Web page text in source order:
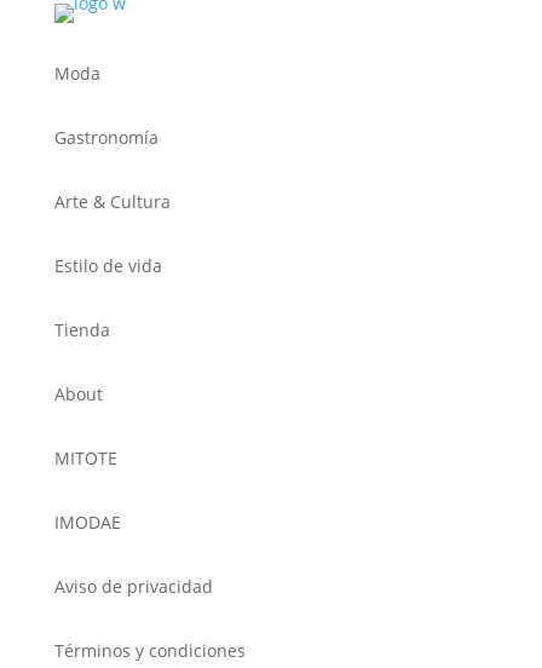
Moda
Gastronomía
Arte & Cultura
Estilo de vida
Tienda
About
MITOTE
IMODAE
Aviso de privacidad
Términos y condiciones